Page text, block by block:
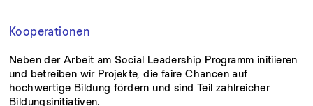
Kooperationen
Neben der Arbeit am Social Leadership Programm initiieren
und betreiben wir Projekte, die faire Chancen auf
hochwertige Bildung fördern und sind Teil zahlreicher
Bildungsinitiativen.